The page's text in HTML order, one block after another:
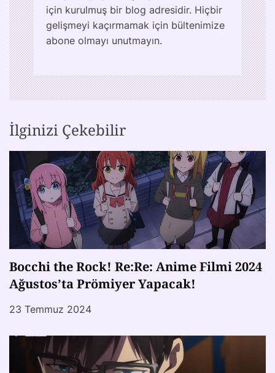
için kurulmuş bir blog adresidir. Hiçbir
gelişmeyi kaçırmamak için bültenimize
abone olmayı unutmayın.
İlginizi Çekebilir
Bocchi the Rock! Re:Re: Anime Filmi 2024
Ağustos’ta Prömiyer Yapacak!
23 Temmuz 2024